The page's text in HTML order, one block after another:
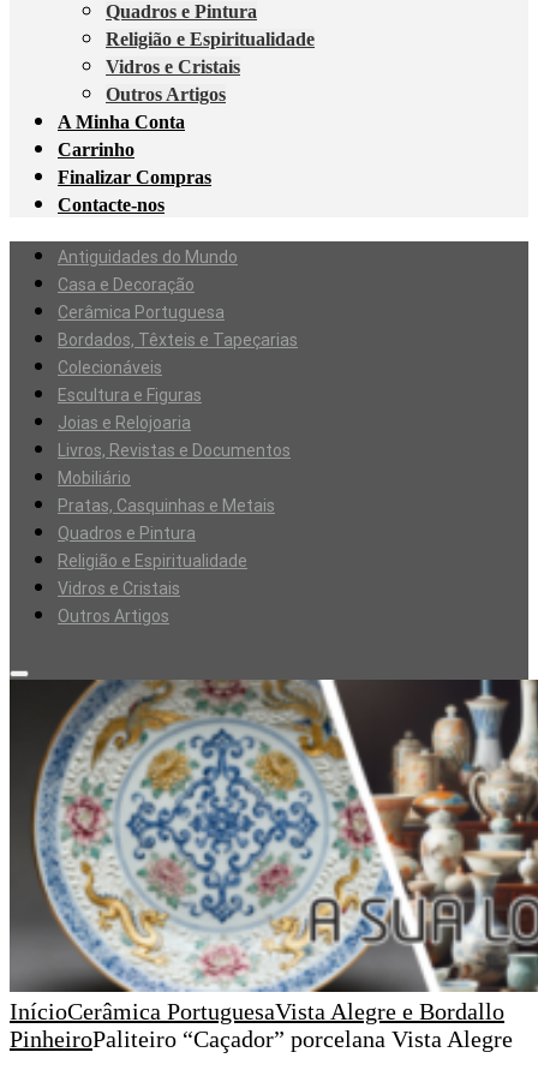
Quadros e Pintura
Religião e Espiritualidade
Vidros e Cristais
Outros Artigos
A Minha Conta
Carrinho
Finalizar Compras
Contacte-nos
Antiguidades do Mundo
Casa e Decoração
Cerâmica Portuguesa
Bordados, Têxteis e Tapeçarias
Colecionáveis
Escultura e Figuras
Joias e Relojoaria
Livros, Revistas e Documentos
Mobiliário
Pratas, Casquinhas e Metais
Quadros e Pintura
Religião e Espiritualidade
Vidros e Cristais
Outros Artigos
InícioCerâmica PortuguesaVista Alegre e Bordallo
PinheiroPaliteiro “Caçador” porcelana Vista Alegre